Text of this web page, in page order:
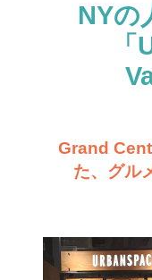
NYの
Grand
た、グル